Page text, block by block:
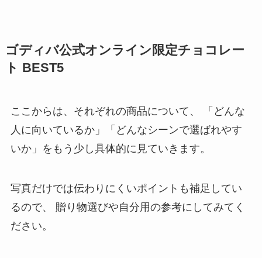
ゴディバ公式オンライン限定チョコレー
ト BEST5
ここからは、それぞれの商品について、 「どんな
人に向いているか」「どんなシーンで選ばれやす
いか」をもう少し具体的に見ていきます。
写真だけでは伝わりにくいポイントも補足してい
るので、 贈り物選びや自分用の参考にしてみてく
ださい。